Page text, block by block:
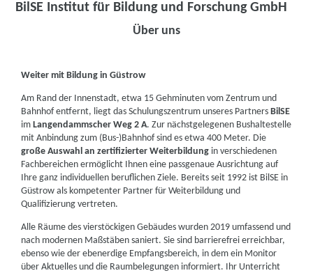
BilSE Institut für Bildung und Forschung GmbH
Über uns
Weiter mit Bildung in Güstrow
Am Rand der Innenstadt, etwa 15 Gehminuten vom Zentrum und
Bahnhof entfernt, liegt das Schulungszentrum unseres PartnersBilSE
imLangendammscher Weg 2 A. Zur nächstgelegenen Bushaltestelle
mit Anbindung zum (Bus-)Bahnhof sind es etwa 400 Meter. Die
große Auswahl an zertifizierter Weiterbildung in verschiedenen
Fachbereichen ermöglicht Ihnen eine passgenaue Ausrichtung auf
Ihre ganz individuellen beruflichen Ziele. Bereits seit 1992 ist BilSE in
Güstrow als kompetenter Partner für Weiterbildung und
Qualifizierung vertreten.
Alle Räume des vierstöckigen Gebäudes wurden 2019 umfassend und
nach modernen Maßstäben saniert. Sie sind barrierefrei erreichbar,
ebenso wie der ebenerdige Empfangsbereich, in dem ein Monitor
über Aktuelles und die Raumbelegungen informiert. Ihr Unterricht